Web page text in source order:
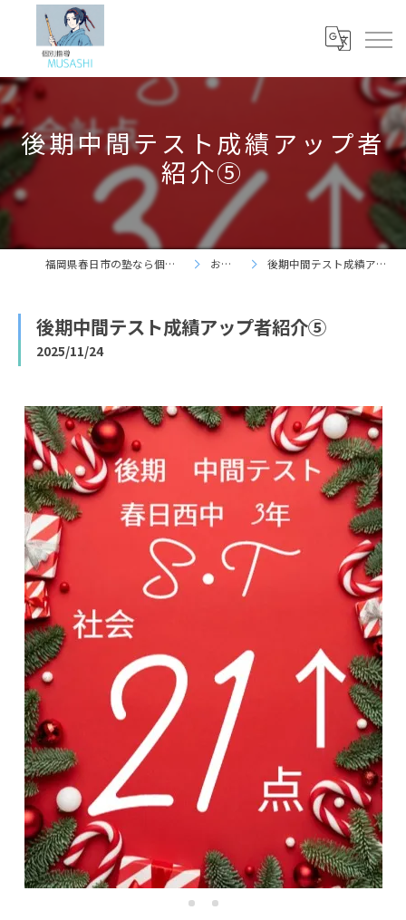
後期中間テスト成績アップ者
紹介⑤
福岡県春日市の塾なら個別指導 夢咲志塾 お知らせ 後期中間テスト成績アップ者紹介⑤
後期中間テスト成績アップ者紹介⑤
2025/11/24